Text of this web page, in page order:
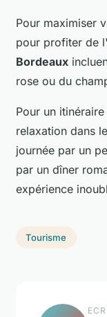
Pour maximiser
pour profiter de
Bordeaux
rose ou du
Pour un
relaxation dans
journée par un
par un dîner
expérience
Tourisme